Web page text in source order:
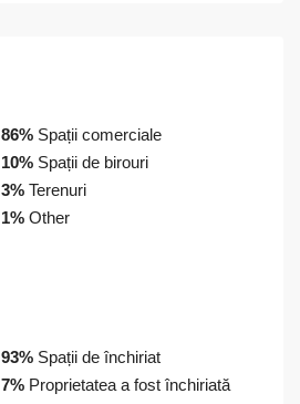
86% Spații comerciale
10% Spații de birouri
3% Terenuri
1% Other
93% Spații de închiriat
7% Proprietatea a fost închiriată